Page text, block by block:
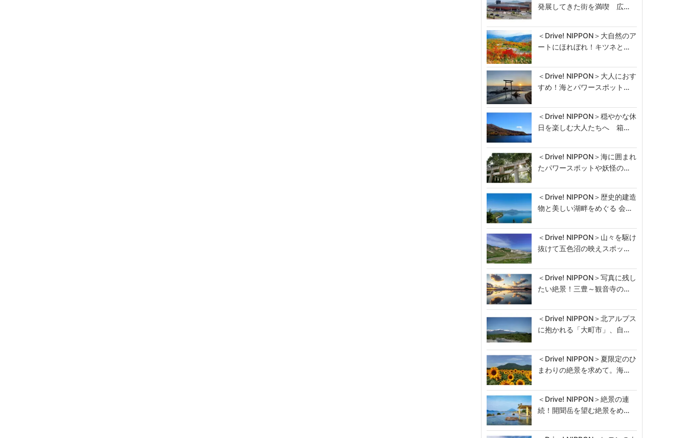
発展してきた街を満喫 広…
＜Drive! NIPPON＞大自然のア
ートにほれぼれ！キツネと…
＜Drive! NIPPON＞大人におす
すめ！海とパワースポット…
＜Drive! NIPPON＞穏やかな休
日を楽しむ大人たちへ 箱…
＜Drive! NIPPON＞海に囲まれ
たパワースポットや妖怪の…
＜Drive! NIPPON＞歴史的建造
物と美しい湖畔をめぐる 会…
＜Drive! NIPPON＞山々を駆け
抜けて五色沼の映えスポッ…
＜Drive! NIPPON＞写真に残し
たい絶景！三豊～観音寺の…
＜Drive! NIPPON＞北アルプス
に抱かれる「大町市」、自…
＜Drive! NIPPON＞夏限定のひ
まわりの絶景を求めて。海…
＜Drive! NIPPON＞絶景の連
続！開聞岳を望む絶景をめ…